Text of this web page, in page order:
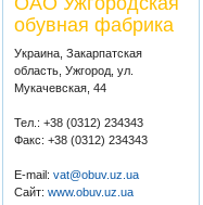
обувная фабрика
Украина, Закарпатская
область, Ужгород, ул.
Мукачевская, 44
Тел.: +38 (0312) 234343
Факс: +38 (0312) 234343
E-mail: vat@obuv.uz.ua
Сайт: www.obuv.uz.ua